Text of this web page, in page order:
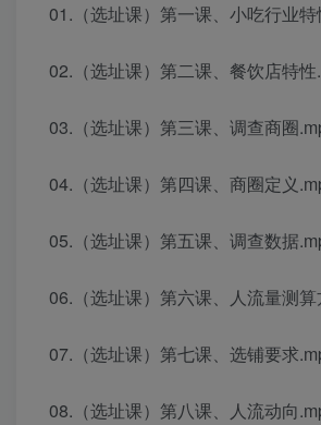
01.（选址课）第一课、小吃行业
02.（选址课）第二课、餐饮店特
03.（选址课）第三课、调查商圈
04.（选址课）第四课、商圈定义
05.（选址课）第五课、调查数据
06.（选址课）第六课、人流量测
07.（选址课）第七课、选铺要求
08.（选址课）第八课、人流动向